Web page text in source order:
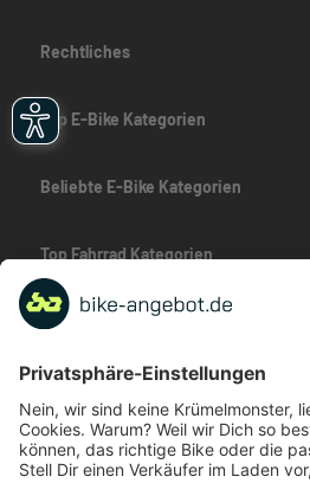
Rechtliches
Top E-Bike Kategorien
Beliebte E-Bike Kategorien
Top Fahrrad Kategorien
Beliebte Fahrrad-Kategorien
Marken-Highlights
TOP-Marken